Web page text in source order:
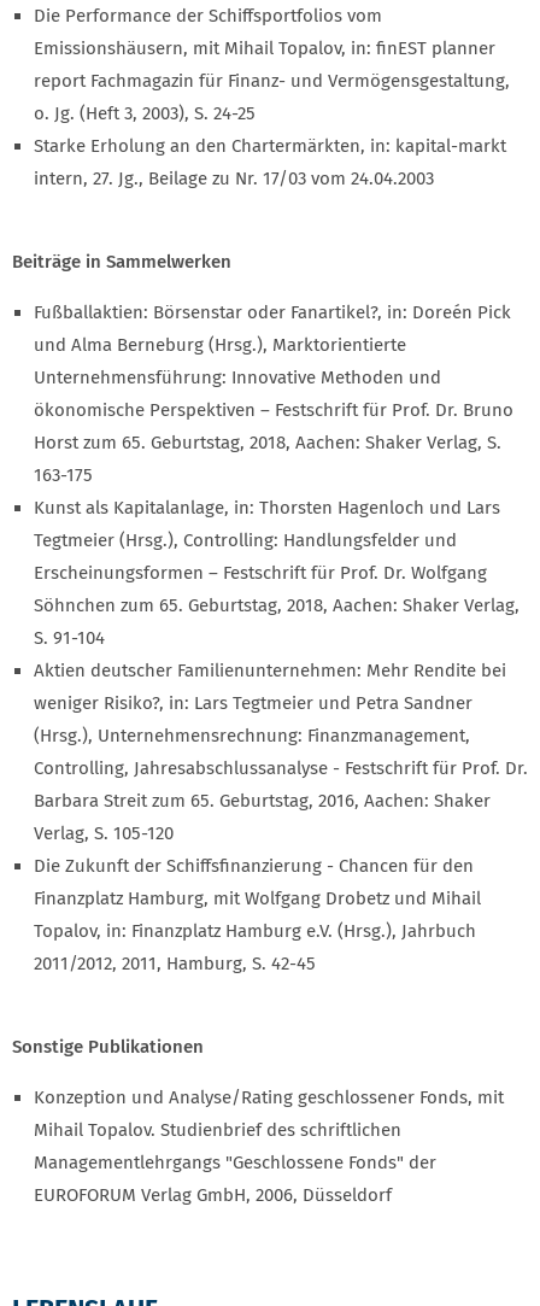
Die Performance der Schiffsportfolios vom
Emissionshäusern, mit Mihail Topalov, in: finEST planner
report Fachmagazin für Finanz- und Vermögensgestaltung,
o. Jg. (Heft 3, 2003), S. 24-25
Starke Erholung an den Chartermärkten, in: kapital-markt
intern, 27. Jg., Beilage zu Nr. 17/03 vom 24.04.2003
Beiträge in Sammelwerken
Fußballaktien: Börsenstar oder Fanartikel?, in: Doreén Pick
und Alma Berneburg (Hrsg.), Marktorientierte
Unternehmensführung: Innovative Methoden und
ökonomische Perspektiven – Festschrift für Prof. Dr. Bruno
Horst zum 65. Geburtstag, 2018, Aachen: Shaker Verlag, S.
163-175
Kunst als Kapitalanlage, in: Thorsten Hagenloch und Lars
Tegtmeier (Hrsg.), Controlling: Handlungsfelder und
Erscheinungsformen – Festschrift für Prof. Dr. Wolfgang
Söhnchen zum 65. Geburtstag, 2018, Aachen: Shaker Verlag,
S. 91-104
Aktien deutscher Familienunternehmen: Mehr Rendite bei
weniger Risiko?, in: Lars Tegtmeier und Petra Sandner
(Hrsg.), Unternehmensrechnung: Finanzmanagement,
Controlling, Jahresabschlussanalyse - Festschrift für Prof. Dr.
Barbara Streit zum 65. Geburtstag, 2016, Aachen: Shaker
Verlag, S. 105-120
Die Zukunft der Schiffsfinanzierung - Chancen für den
Finanzplatz Hamburg, mit Wolfgang Drobetz und Mihail
Topalov, in: Finanzplatz Hamburg e.V. (Hrsg.), Jahrbuch
2011/2012, 2011, Hamburg, S. 42-45
Sonstige Publikationen
Konzeption und Analyse/Rating geschlossener Fonds, mit
Mihail Topalov. Studienbrief des schriftlichen
Managementlehrgangs "Geschlossene Fonds" der
EUROFORUM Verlag GmbH, 2006, Düsseldorf